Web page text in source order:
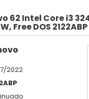
62 Intel Core i3
Free DOS 2122ABP
2022